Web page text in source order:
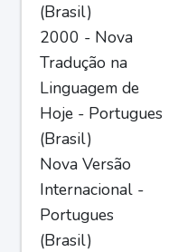
(Brasil)
2000 - Nova
Tradução na
Linguagem de
Hoje - Portugues
(Brasil)
Nova Versão
Internacional -
Portugues
(Brasil)